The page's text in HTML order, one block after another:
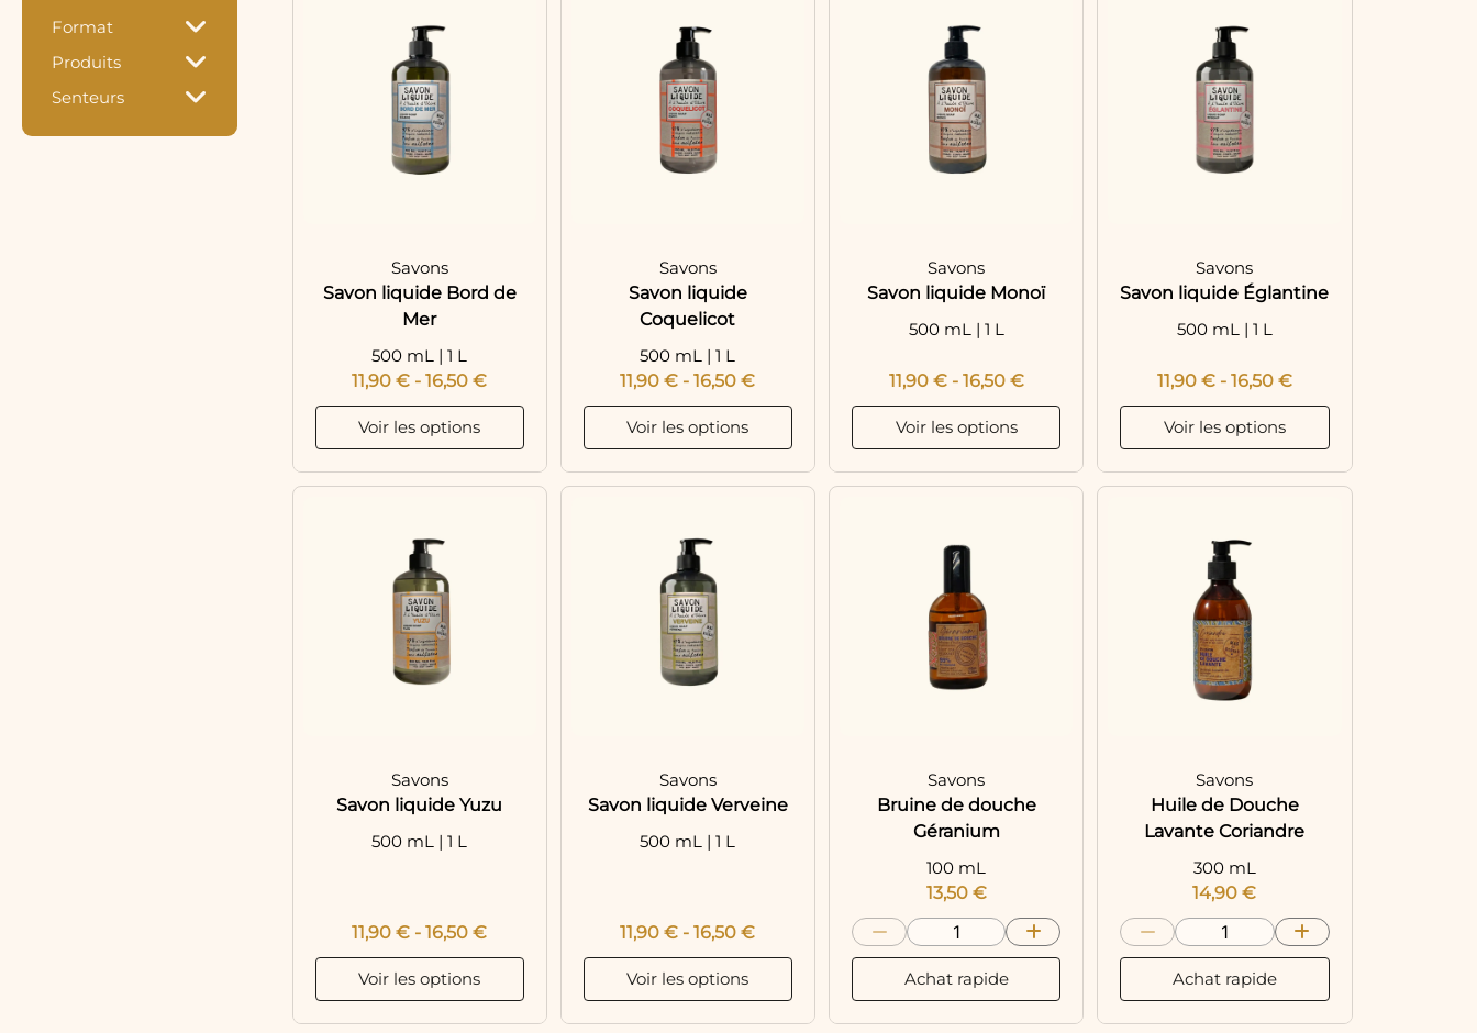
Format
Produits
Senteurs
Savons
Savon liquide Bord de
Mer
500 mL | 1 L
11,90€ -16,50€
Voir les options
Savons
Savon liquide
Coquelicot
500 mL | 1 L
11,90€ -16,50€
Voir les options
Savons
Savon liquide Monoï
500 mL | 1 L
11,90 € - 16,50 €
Voir les options
Savons
Savon liquide Églantine
500 mL | 1 L
11,90 € - 16,50 €
Voir les options
Savons
Savon liquide Yuzu
500 mL | 1 L
11,90€ -16,50€
Voir les options
Savons
Savon liquide Verveine
500 mL | 1 L
11,90€ -16,50€
Voir les options
Savons
Bruine de douche
Géranium
100 mL
13,50 €
Achat rapide
Savons
Huile de Douche
Lavante Coriandre
300 mL
14,90€
Achat rapide